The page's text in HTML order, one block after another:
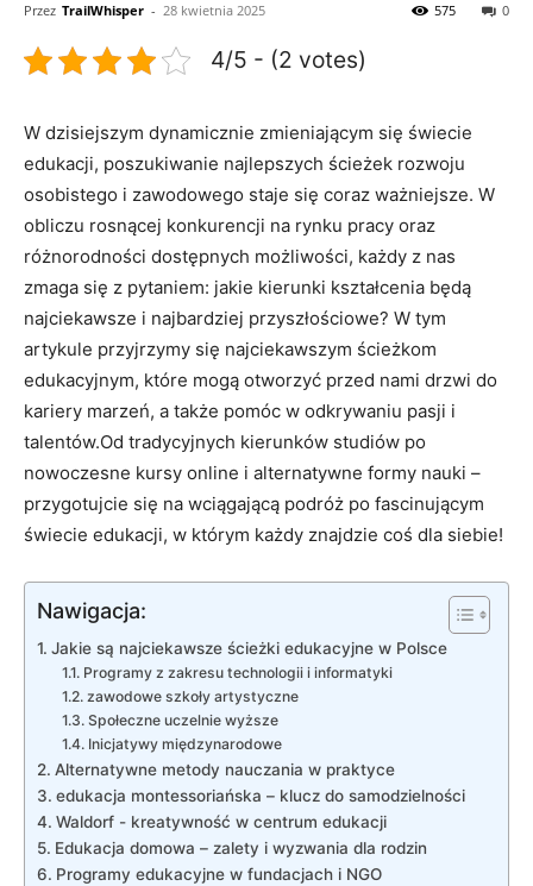
Przez TrailWhisper - 28 kwietnia 2025 0
575
4/5 - (2 votes)
W dzisiejszym dynamicznie ‌zmieniającym się świecie
edukacji, poszukiwanie najlepszych ścieżek rozwoju
‍osobistego i zawodowego staje ‍się⁣ coraz ‍ważniejsze. W⁤
obliczu⁤ rosnącej konkurencji na rynku‍ pracy​ oraz
różnorodności dostępnych możliwości, każdy⁤ z nas
zmaga się z pytaniem:‍ jakie kierunki ⁤kształcenia będą ​
najciekawsze i najbardziej przyszłościowe? W tym
artykule przyjrzymy się najciekawszym ścieżkom
edukacyjnym, które mogą otworzyć‍ przed ⁢nami drzwi do
kariery marzeń,⁤ a także pomóc w odkrywaniu pasji i
talentów.Od​ tradycyjnych kierunków studiów po
nowoczesne ‌kursy online i alternatywne formy nauki –
⁣przygotujcie się na ‌wciągającą podróż po fascinującym‍
świecie ⁢edukacji, w którym każdy znajdzie coś dla siebie!
Nawigacja:
Jakie⁣ są najciekawsze ścieżki edukacyjne‍ w Polsce
Programy z zakresu technologii ‍i informatyki
zawodowe⁢ szkoły artystyczne
Społeczne‍ uczelnie wyższe
Inicjatywy międzynarodowe
Alternatywne⁣ metody nauczania w praktyce
edukacja ⁢montessoriańska – klucz do ⁣samodzielności
Waldorf ⁤- kreatywność w centrum edukacji
Edukacja domowa – zalety⁢ i wyzwania dla rodzin
Programy edukacyjne ⁤w fundacjach i NGO